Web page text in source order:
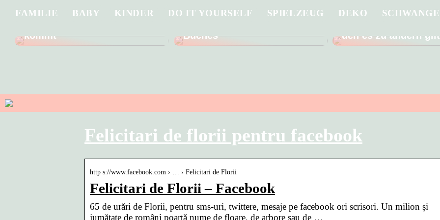
FAMILIE BABY KINDER DO IT YOURSELF SPIELZEUG DEKO
Was Sie wissen müssen,
kommt
Tauchen Sie ein in die
Buches
Männer gehen
den es zu ändern gilt
Felicitari de florii pentru facebook
http s://www.facebook.com › … › Felicitari de Florii
Felicitari de Florii – Facebook
65 de urări de Florii, pentru sms-uri, twittere, mesaje pe facebook ori scrisori. Un milion și
jumătate de români poartă nume de floare, de arbore sau de …